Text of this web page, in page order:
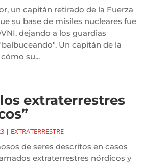
un capitán retirado de la Fuerza
su base de misiles nucleares fue
dejando a los guardias
Un capitán de la
su...
extraterrestres
| EXTRATERRESTRE
de seres descritos en casos
extraterrestres nórdicos y